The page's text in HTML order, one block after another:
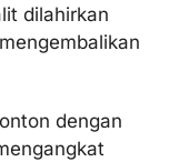
dilahirkan
dengan